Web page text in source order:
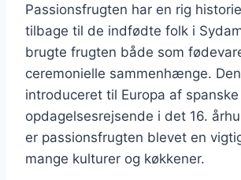
Passionsfrugten har en rig
tilbage til de indfødte folk i
brugte frugten både som
ceremonielle sammenhænge.
introduceret til Europa af spanske
opdagelsesrejsende i det 16.
er passionsfrugten blevet en
mange kulturer og køkkener.